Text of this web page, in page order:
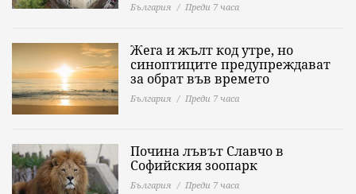
България Преди 7 часа
Жега и жълт код утре, но
синоптиците предупреждават
за обрат във времето
България Преди 7 часа
Почина лъвът Славчо в
Софийския зоопарк
България Преди 7 часа